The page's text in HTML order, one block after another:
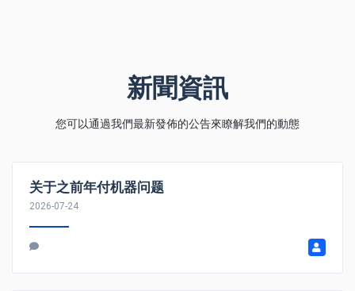
新聞資訊
您可以通過我們最新發佈的公告來瞭解我們的動態
关于之前年付机器问题
2026-07-24